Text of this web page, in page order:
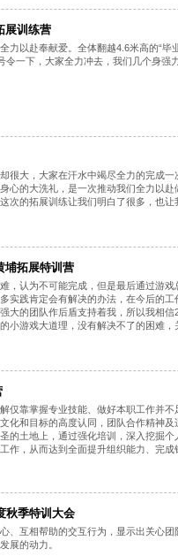
展训练营
力以赴奉献爱。全体翻越4.6米高的“毕
一下，大家全力冲去，我们几个身强
很大，大家在汗水中竭尽全力的完成
心的大洗礼，是一次推动我们全力以
次的拓展训练让我们明白了很多，也让
埔拓展特训营
，认为不可能完成，但是最后通过游
实践肯定会有解决的办法，在今后的
大的团队作后盾支持着我，所以我相
小游戏大道理，没有解决不了的困难，
仅靠掌握专业技能、做好本职工作并
化和目标的高度认同，团队合作精神
的土地上，通过强化培训，深入挖掘
作，从而达到全面提升组织能力、完
秋季特训大会
、互相帮助的交互行为，显示出关心
展的动力。